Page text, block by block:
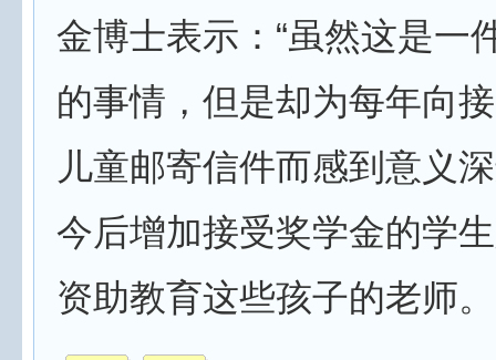
金博士表示：“虽然这是一
的事情，但是却为每年向
儿童邮寄信件而感到意义
今后增加接受奖学金的学
资助教育这些孩子的老师。